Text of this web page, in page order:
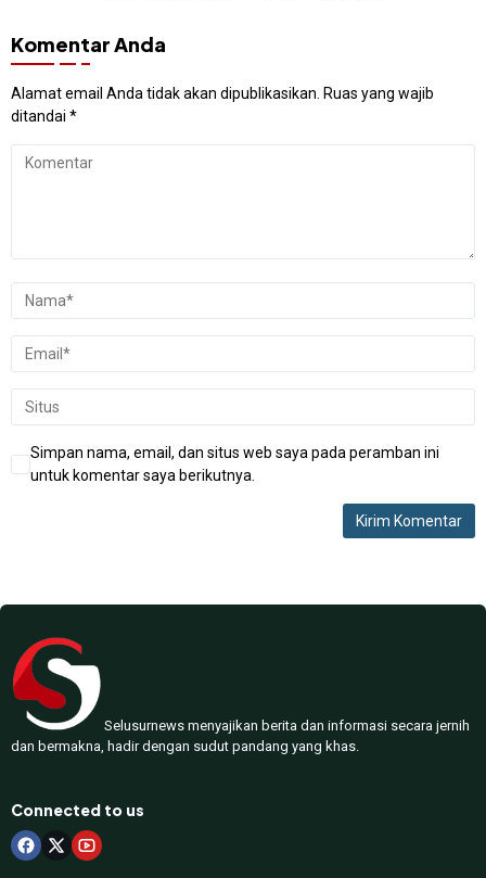
Komentar Anda
Alamat email Anda tidak akan dipublikasikan. Ruas yang wajib
ditandai *
Simpan nama, email, dan situs web saya pada peramban ini
untuk komentar saya berikutnya.
Selusurnews menyajikan berita dan informasi secara jernih
dan bermakna, hadir dengan sudut pandang yang khas.
Connected to us